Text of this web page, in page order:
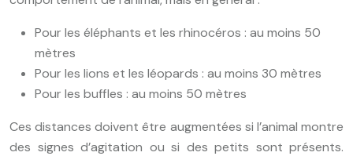
Pour les éléphants et les rhinocéros : au moins 50
mètres
Pour les lions et les léopards : au moins 30 mètres
Pour les buffles : au moins 50 mètres
Ces distances doivent être augmentées si l’animal montre
des signes d’agitation ou si des petits sont présents.